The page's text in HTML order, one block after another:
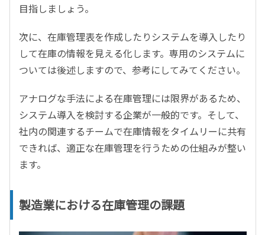
目指しましょう。
次に、在庫管理表を作成したりシステムを導入したり
して在庫の情報を見える化します。専用のシステムに
ついては後述しますので、参考にしてみてください。
アナログな手法による在庫管理には限界があるため、
システム導入を検討する企業が一般的です。そして、
社内の関連するチームで在庫情報をタイムリーに共有
できれば、適正な在庫管理を行うための仕組みが整い
ます。
製造業における在庫管理の課題